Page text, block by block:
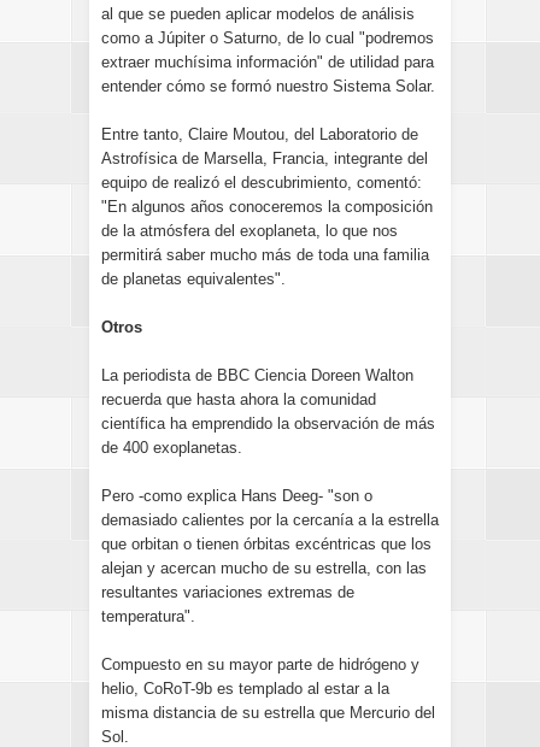
al que se pueden aplicar modelos de análisis
como a Júpiter o Saturno, de lo cual "podremos
extraer muchísima información" de utilidad para
entender cómo se formó nuestro Sistema Solar.
Entre tanto, Claire Moutou, del Laboratorio de
Astrofísica de Marsella, Francia, integrante del
equipo de realizó el descubrimiento, comentó:
"En algunos años conoceremos la composición
de la atmósfera del exoplaneta, lo que nos
permitirá saber mucho más de toda una familia
de planetas equivalentes".
Otros
La periodista de BBC Ciencia Doreen Walton
recuerda que hasta ahora la comunidad
científica ha emprendido la observación de más
de 400 exoplanetas.
Pero -como explica Hans Deeg- "son o
demasiado calientes por la cercanía a la estrella
que orbitan o tienen órbitas excéntricas que los
alejan y acercan mucho de su estrella, con las
resultantes variaciones extremas de
temperatura".
Compuesto en su mayor parte de hidrógeno y
helio, CoRoT-9b es templado al estar a la
misma distancia de su estrella que Mercurio del
Sol.